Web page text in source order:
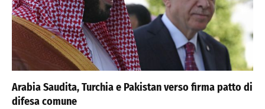
Arabia Saudita, Turchia e Pakistan verso firma patto di
difesa comune